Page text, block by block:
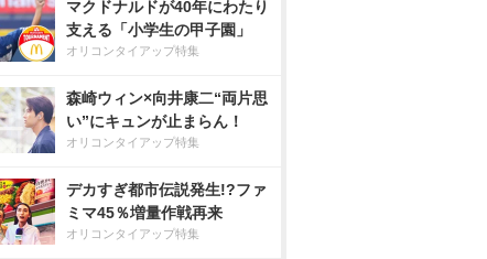
マクドナルドが40年にわたり
支える「小学生の甲子園」
オリコンタイアップ特集
森崎ウィン×向井康二“両片思
い”にキュンが止まらん！
オリコンタイアップ特集
デカすぎ都市伝説発生!?ファ
ミマ45％増量作戦再来
オリコンタイアップ特集